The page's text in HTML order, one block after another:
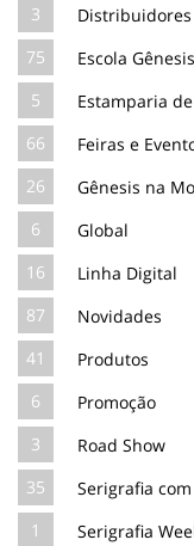
3
Distribuidores
75
Escola Gênesis
5
Estamparia
66
Feiras e
26
Gênesis na
6
Global
16
Linha Digital
87
Novidades
41
Produtos
6
Promoção
3
Road Show
35
Serigrafia
1
Serigrafia